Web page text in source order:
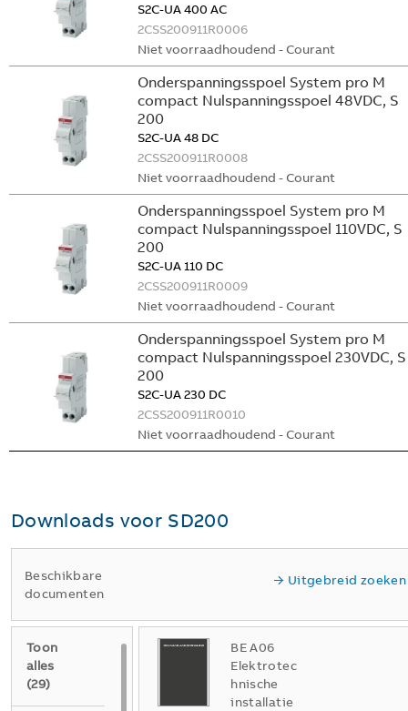
S2C-UA 400 AC
2CSS200911R0006
Niet voorraadhoudend - Courant
Onderspanningsspoel System pro M
compact Nulspanningsspoel 48VDC, S
200
S2C-UA 48 DC
2CSS200911R0008
Niet voorraadhoudend - Courant
Onderspanningsspoel System pro M
compact Nulspanningsspoel 110VDC, S
200
S2C-UA 110 DC
2CSS200911R0009
Niet voorraadhoudend - Courant
Onderspanningsspoel System pro M
compact Nulspanningsspoel 230VDC, S
200
S2C-UA 230 DC
2CSS200911R0010
Niet voorraadhoudend - Courant
Downloads voor SD200
Beschikbare
documenten
Uitgebreid zoeken
Toon
alles
(29)
BE A06
Elektrotec
hnische
installatie